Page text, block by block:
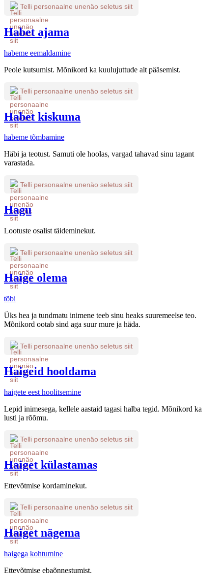
Telli personaalne unenäo seletus siit
Habet ajama
habeme eemaldamine
Peole kutsumist. Mõnikord ka kuulujuttude alt pääsemist.
Telli personaalne unenäo seletus siit
Habet kiskuma
habeme tõmbamine
Häbi ja teotust. Samuti ole hoolas, vargad tahavad sinu tagant
varastada.
Telli personaalne unenäo seletus siit
Hagu
Lootuste osalist täideminekut.
Telli personaalne unenäo seletus siit
Haige olema
tõbi
Üks hea ja tundmatu inimene teeb sinu heaks suuremeelse teo.
Mõnikord ootab sind aga suur mure ja häda.
Telli personaalne unenäo seletus siit
Haigeid hooldama
haigete eest hoolitsemine
Lepid inimesega, kellele aastaid tagasi halba tegid. Mõnikord ka
lusti ja rõõmu.
Telli personaalne unenäo seletus siit
Haiget külastamas
Ettevõtmise kordaminekut.
Telli personaalne unenäo seletus siit
Haiget nägema
haigega kohtumine
Ettevõtmise ebaõnnestumist.